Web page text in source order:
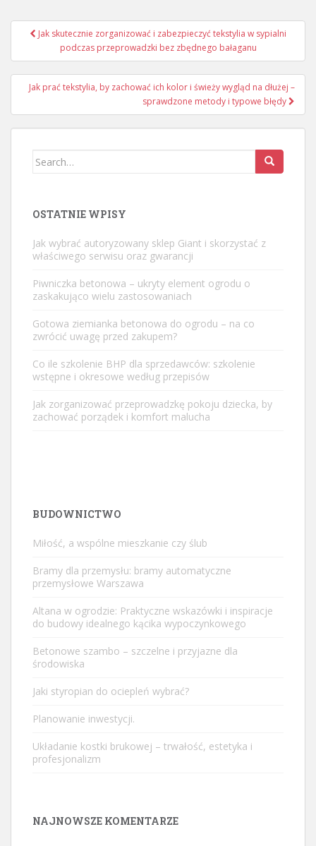
Nawigacja
wpisu
Jak skutecznie zorganizować i zabezpieczyć tekstylia w sypialni
podczas przeprowadzki bez zbędnego bałaganu
Jak prać tekstylia, by zachować ich kolor i świeży wygląd na dłużej –
sprawdzone metody i typowe błędy
Search
OSTATNIE WPISY
Jak wybrać autoryzowany sklep Giant i skorzystać z
właściwego serwisu oraz gwarancji
Piwniczka betonowa – ukryty element ogrodu o
zaskakująco wielu zastosowaniach
Gotowa ziemianka betonowa do ogrodu – na co
zwrócić uwagę przed zakupem?
Co ile szkolenie BHP dla sprzedawców: szkolenie
wstępne i okresowe według przepisów
Jak zorganizować przeprowadzkę pokoju dziecka, by
zachować porządek i komfort malucha
BUDOWNICTWO
Miłość, a wspólne mieszkanie czy ślub
Bramy dla przemysłu: bramy automatyczne
przemysłowe Warszawa
Altana w ogrodzie: Praktyczne wskazówki i inspiracje
do budowy idealnego kącika wypoczynkowego
Betonowe szambo – szczelne i przyjazne dla
środowiska
Jaki styropian do ociepleń wybrać?
Planowanie inwestycji.
Układanie kostki brukowej – trwałość, estetyka i
profesjonalizm
NAJNOWSZE KOMENTARZE